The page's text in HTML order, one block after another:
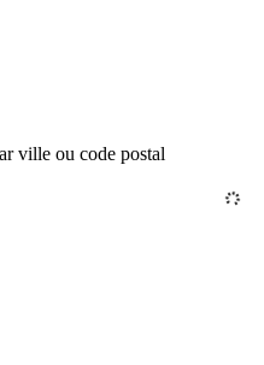
ville ou code postal